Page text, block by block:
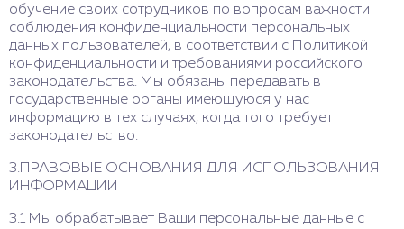
обучение своих сотрудников по вопросам важности
соблюдения конфиденциальности персональных
данных пользователей, в соответствии с Политикой
конфиденциальности и требованиями российского
законодательства. Мы обязаны передавать в
государственные органы имеющуюся у нас
информацию в тех случаях, когда того требует
законодательство.
3.ПРАВОВЫЕ ОСНОВАНИЯ ДЛЯ ИСПОЛЬЗОВАНИЯ
ИНФОРМАЦИИ
3.1 Мы обрабатывает Ваши персональные данные с